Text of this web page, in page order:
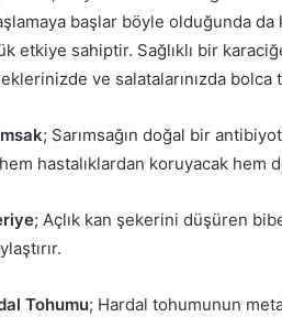
başlar böyle olduğunda
etkiye sahiptir. Sağlıklı bir
ve salatalarınızda
; Sarımsağın doğal bir
hastalıklardan koruyacak hem
; Açlık kan şekerini düşüren
Tohumu; Hardal tohumunun